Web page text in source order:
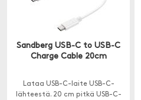
Sandberg USB-C to USB-C
Charge Cable 20cm
Lataa USB-C-laite USB-C-
lähteestä. 20 cm pitkä USB-C-